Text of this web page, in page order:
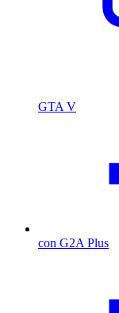
GTA V
con G2A Plus